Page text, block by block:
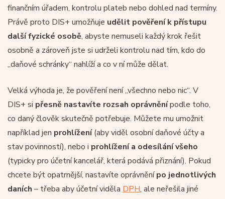
finančním úřadem, kontrolu plateb nebo dohled nad termíny.
Právě proto DIS+ umožňuje udělit pověření k přístupu
další fyzické osobě, abyste nemuseli každý krok řešit
osobně a zároveň jste si udrželi kontrolu nad tím, kdo do
„daňové schránky“ nahlíží a co v ní může dělat.
Velká výhoda je, že pověření není „všechno nebo nic“. V
DIS+ si přesně nastavíte rozsah oprávněnípodle toho,
co daný člověk skutečně potřebuje. Můžete mu umožnit
například jen prohlížení(aby viděl osobní daňové účty a
stav povinností), nebo i prohlížení a odesílání všeho
(typicky pro účetní kancelář, která podává přiznání). Pokud
chcete být opatrnější, nastavíte oprávněnípo jednotlivých
daních – třeba aby účetní viděla DPH, ale neřešila jiné